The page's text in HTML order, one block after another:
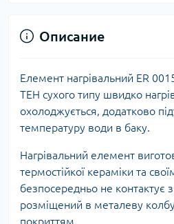
Описание
Елемент нагрівальний ER
ТЕН сухого типу швидко
охолоджується, додатково
температуру води в баку.
Нагрівальний елемент
термостійкої кераміки та
безпосередньо не контактує
розміщений в металеву
покриттям.